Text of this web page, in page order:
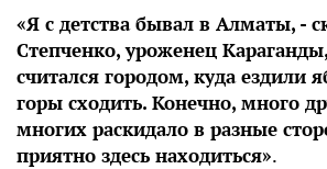
«Я с детства бывал в Алматы, -
Степченко, уроженец
считался городом, куда ездили
горы сходить. Конечно, много
многих раскидало в разные
приятно здесь находиться».